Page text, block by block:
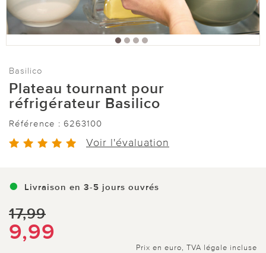
Basilico
Plateau tournant pour
réfrigérateur Basilico
Référence : 6263100
Voir l'évaluation
Livraison en 3-5 jours ouvrés
17,99
9,99
Prix en euro, TVA légale incluse